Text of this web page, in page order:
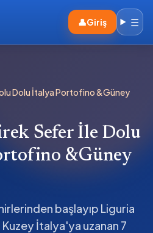
👤Giriş ☰
Dolu İtalya Portofino &Güney
Sefer İle Dolu
&Güney
başlayıp Liguria
İtalya'ya uzanan 7